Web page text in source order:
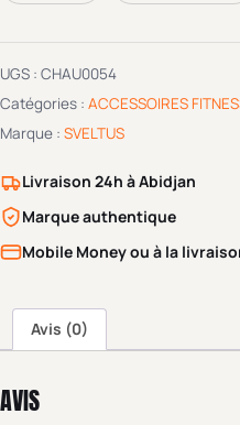
UGS : CHAU0054
Catégories : ACCESSOIRES
Marque : SVELTUS
Livraison 24h à Abidjan
Marque authentique
Mobile Money ou à la
Avis (0)
AVIS